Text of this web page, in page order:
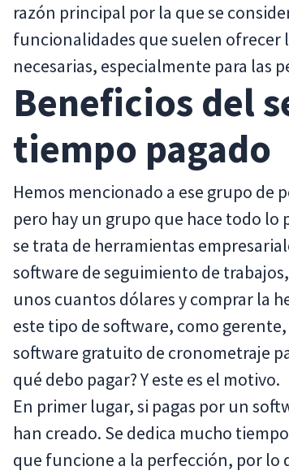
razón principal por la que se
funcionalidades que suelen ofrecer
necesarias, especialmente para las
Beneficios del
tiempo pagado
Hemos mencionado a ese grupo de
pero hay un grupo que hace todo
se trata de herramientas
software de seguimiento de
unos cuantos dólares y comprar la
este tipo de software, como
software gratuito de cronometraje
qué debo pagar? Y este es el motivo.
En primer lugar, si pagas por un
han creado. Se dedica mucho
que funcione a la perfección, por lo